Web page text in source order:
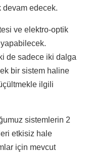
devam edecek.
ve elektro-optik
yapabilecek.
de sadece iki dalga
bir sistem haline
ilgili
sistemlerin 2
etkisiz hale
için mevcut